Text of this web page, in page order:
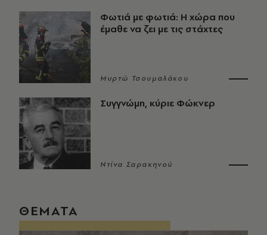
Φωτιά με φωτιά: Η χώρα που
έμαθε να ζει με τις στάχτες
Μυρτώ Τσουμαλάκου
Συγγνώμη, κύριε Φώκνερ
Ντίνα Σαρακηνού
ΘΕΜΑΤΑ